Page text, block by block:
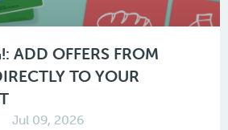
ADD OFFERS FROM
TO YOUR
Jul 09, 2026